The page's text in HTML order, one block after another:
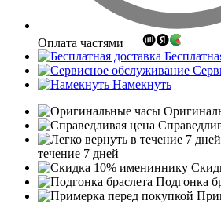
Оплата частями
Намекнуть
течение 7 дней
Подгонка